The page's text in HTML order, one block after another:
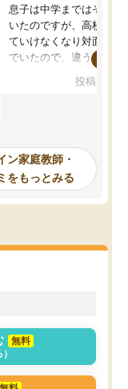
息子は中学まではそこそ
いたのですが、高校に入
ていけなくなり対面の塾
でいたので、違うアプロ
で、当初は模試でD判定
自習室が毎日使えていつ
るのが心強かったよう
謝です。
投稿日：
ン家庭教師・
をもっとみる
無料